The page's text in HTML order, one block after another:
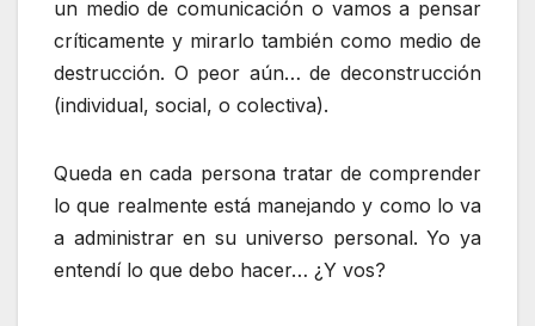
un medio de comunicación o vamos a pensar
críticamente y mirarlo también como medio de
destrucción. O peor aún… de deconstrucción
(individual, social, o colectiva).
Queda en cada persona tratar de comprender
lo que realmente está manejando y como lo va
a administrar en su universo personal. Yo ya
entendí lo que debo hacer… ¿Y vos?